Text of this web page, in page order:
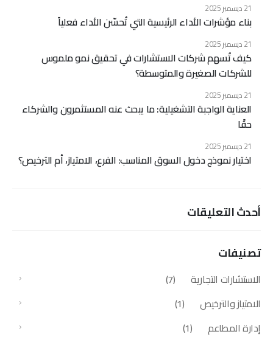
بناء مؤشرات الأداء الرئيسية التي تُحسّن الأداء فعلياً
21 ديسمبر 2025
كيف تُسهم شركات الاستشارات في تحقيق نمو ملموس
للشركات الصغيرة والمتوسطة؟
21 ديسمبر 2025
العناية الواجبة التشغيلية: ما يبحث عنه المستثمرون والشركاء
حقًا
21 ديسمبر 2025
اختيار نموذج دخول السوق المناسب: الفرع، الامتياز، أم الترخيص؟
21 ديسمبر 2025
أحدث التعليقات
تصنيفات
الاستشارات التجارية
(7)
الامتياز والترخيص
(1)
إدارة المطاعم
(1)